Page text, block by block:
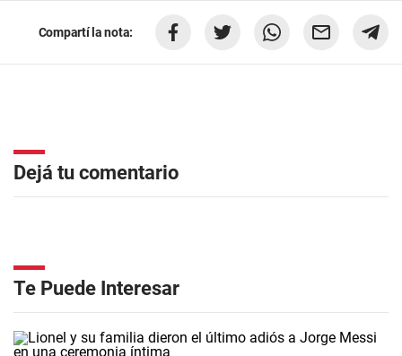
Compartí la nota:
Dejá tu comentario
Te Puede Interesar